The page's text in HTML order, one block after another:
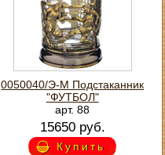
0050040/Э-М Подстаканник
"ФУТБОЛ"
арт. 88
15650 руб.
Купить